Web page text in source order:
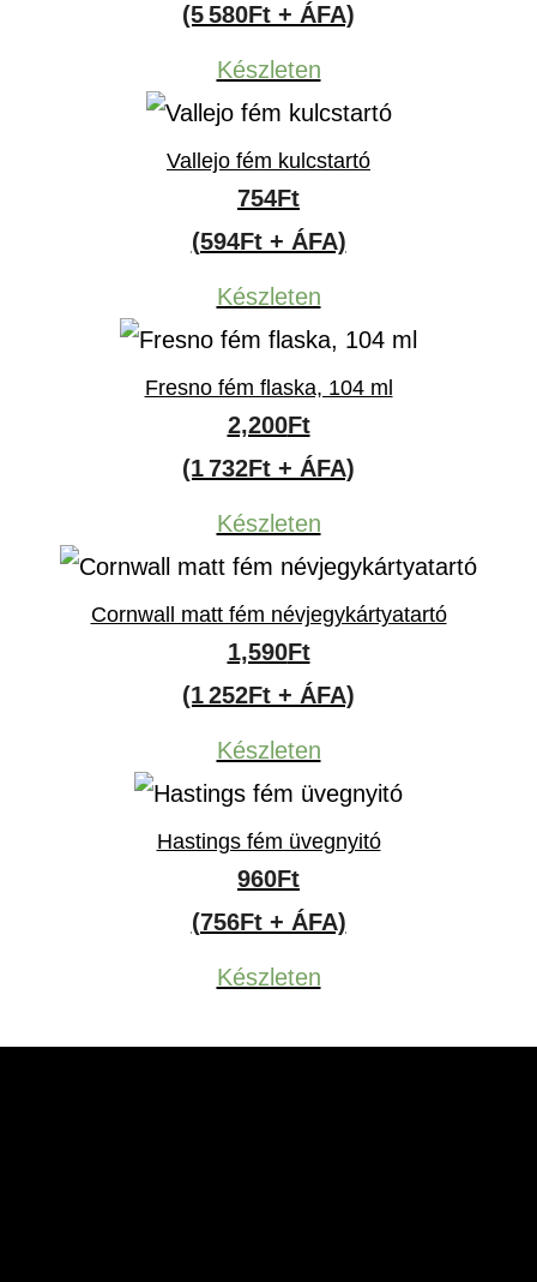
(5 580Ft + ÁFA)
Készleten
Vallejo fém kulcstartó
754Ft
(594Ft + ÁFA)
Készleten
Fresno fém flaska, 104 ml
2,200Ft
(1 732Ft + ÁFA)
Készleten
Cornwall matt fém névjegykártyatartó
1,590Ft
(1 252Ft + ÁFA)
Készleten
Hastings fém üvegnyitó
960Ft
(756Ft + ÁFA)
Készleten